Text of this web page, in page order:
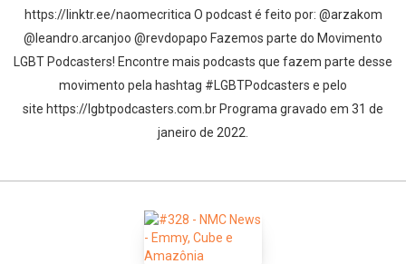
https://linktr.ee/naomecritica O podcast é feito por: @arzakom
@leandro.arcanjoo @revdopapo Fazemos parte do Movimento
LGBT Podcasters! Encontre mais podcasts que fazem parte desse
movimento pela hashtag #LGBTPodcasters e pelo
site https://lgbtpodcasters.com.br Programa gravado em 31 de
janeiro de 2022.